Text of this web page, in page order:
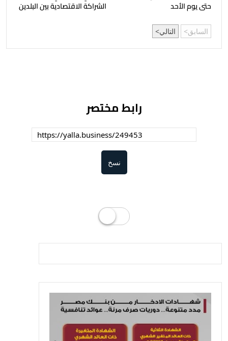
حتى يوم الأحد
الشراكة الاقتصادية بين البلدين
السابق التالي
رابط مختصر
نسخ